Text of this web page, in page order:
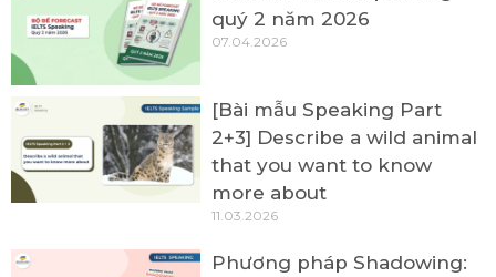
quý 2 năm 2026
07.04.2026
[Bài mẫu Speaking Part
2+3] Describe a wild animal
that you want to know
more about
11.03.2026
Phương pháp Shadowing: